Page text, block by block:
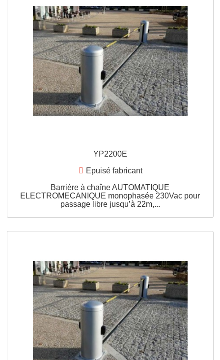
YP2200H
Sur commande
Barrière à chaîne AUTOMATIQUE
monophasée 230Vac pour passage libre jusqu’à
YP2200E
APERÇU RAPIDE
APERÇU RAPIDE